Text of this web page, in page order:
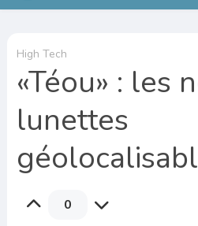
High Tech
«Téou» : les
lunettes
0